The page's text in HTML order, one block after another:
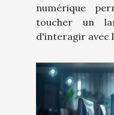
numérique
toucher un
d'interagir avec